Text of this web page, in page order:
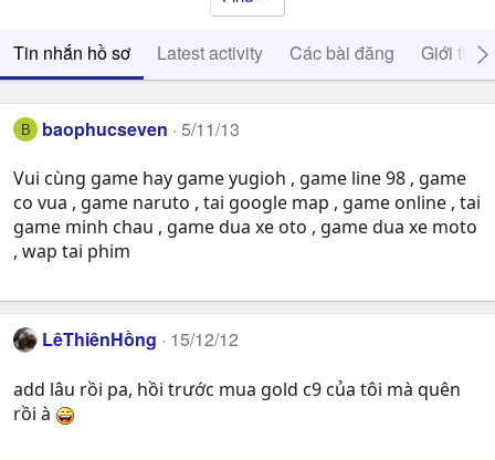
Tin nhắn hồ sơ Latest activity Các bài đăng Giới thiệu
B baophucseven 5/11/13
Vui cùng game hay game yugioh , game line 98 , game
co vua , game naruto , tai google map , game online , tai
game minh chau , game dua xe oto , game dua xe moto
, wap tai phim
LêThiênHồng 15/12/12
add lâu rồi pa, hồi trước mua gold c9 của tôi mà quên
rồi à